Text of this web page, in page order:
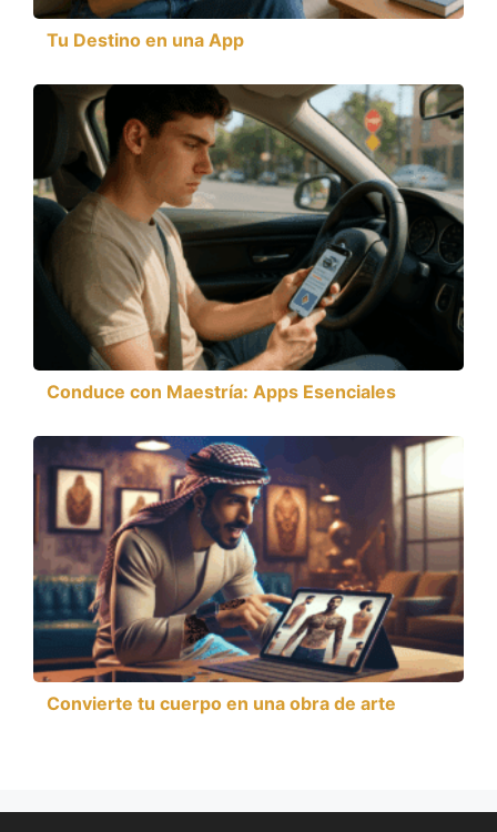
Tu Destino en una App
Conduce con Maestría: Apps Esenciales
Convierte tu cuerpo en una obra de arte